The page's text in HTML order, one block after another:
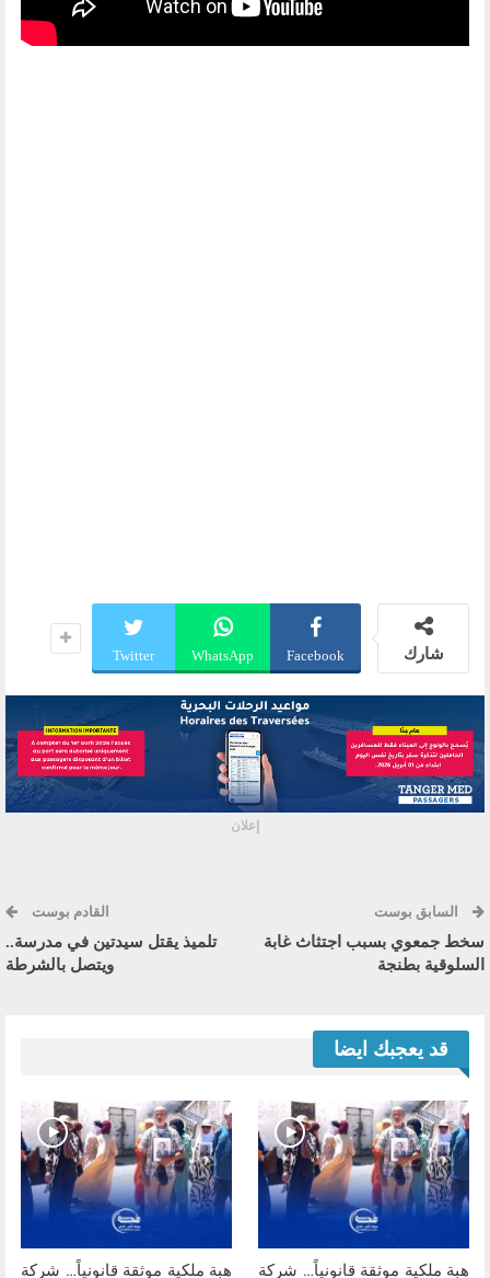
شارك Facebook
WhatsApp
Twitter
إعلان
السابق بوست
سخط جمعوي بسبب اجتثاث غابة
السلوقية بطنجة
القادم بوست
تلميذ يقتل سيدتين في مدرسة..
ويتصل بالشرطة
قد يعجبك ايضا
هبة ملكية موثقة قانونياً… شركة هبة ملكية موثقة قانونياً… شركة